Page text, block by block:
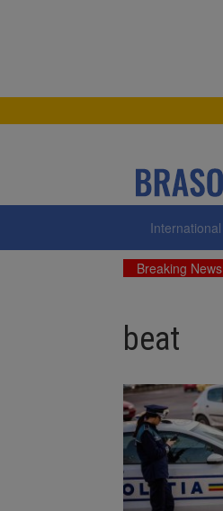
International
Breaking News
beat